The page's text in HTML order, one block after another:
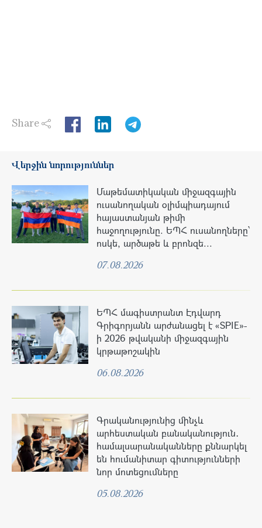
Share LinkedIn
Վերջին նորություններ
Մաթեմատիկական միջազգային
ուսանողական օլիմպիադայում
հայաստանյան թիմի
հաջողությունը. ԵՊՀ ուսանողները՝
ոսկե, արծաթե և բրոնզե...
07.08.2026
ԵՊՀ մագիստրանտ Էդվարդ
Գրիգորյանն արժանացել է «SPIE»-
ի 2026 թվականի միջազգային
կրթաթոշակին
06.08.2026
Գրականությունից մինչև
արհեստական բանականություն․
համալսարանականները քննարկել
են հումանիտար գիտությունների
նոր մոտեցումները
05.08.2026